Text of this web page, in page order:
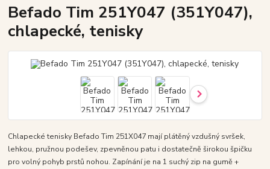
Befado Tim 251Y047 (351Y047),
chlapecké, tenisky
Chlapecké tenisky Befado Tim 251X047 mají plátěný vzdušný svršek,
lehkou, pružnou podešev, zpevněnou patu i dostatečně širokou špičku
pro volný pohyb prstů nohou. Zapínání je na 1 suchý zip na gumě +